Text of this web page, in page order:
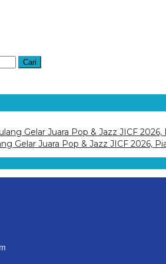
Gelar Juara Pop & Jazz JICF 2026,